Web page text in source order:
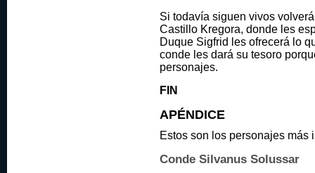
Si todavía siguen vivos
Castillo Kregora, donde les
Duque Sigfrid les ofrecerá lo
conde les dará su tesoro
personajes.
FIN
APÉNDICE
Estos son los personajes más
Conde Silvanus Solussar